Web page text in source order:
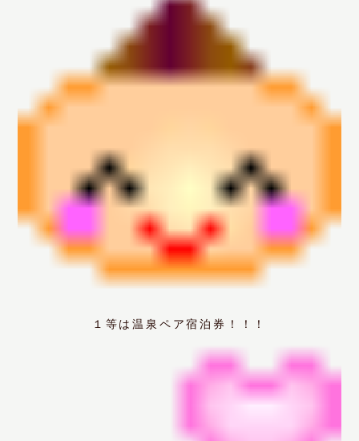
１等は温泉ペア宿泊券！！！